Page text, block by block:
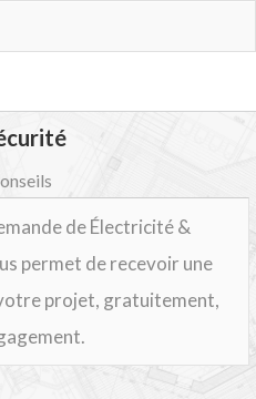
de Électricité &
permet de recevoir une
projet, gratuitement,